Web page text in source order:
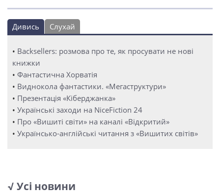
Дивись Слухай
• Backsellers: розмова про те, як просувати не нові
книжки
• Фантастична Хорватія
• Виднокола фантастики. «Мегаструктури»
• Презентація «Кіберджанка»
• Українські заходи на NiceFiction 24
• Про «Вишиті світи» на каналі «Відкритий»
• Українсько-англійські читання з «Вишитих світів»
√ Усі новини